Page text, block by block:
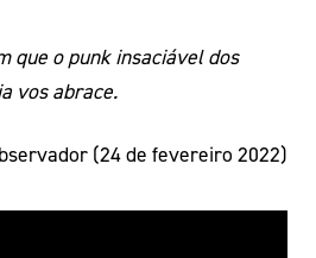
que o punk insaciável dos
vos abrace.
(24 de fevereiro 2022)